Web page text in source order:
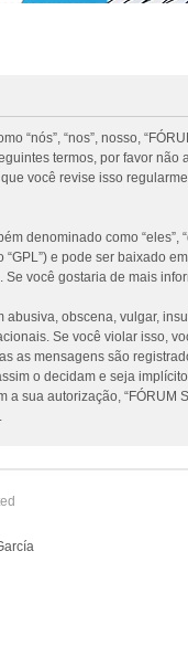
“nós”, “nos”, nosso,
termos, por favor não
você revise isso
denominado como “eles”,
“GPL”) e pode ser baixado em
você gostaria de mais
obscena, vulgar,
Se você violar isso,
as mensagens são
o decidam e seja
sua autorização,